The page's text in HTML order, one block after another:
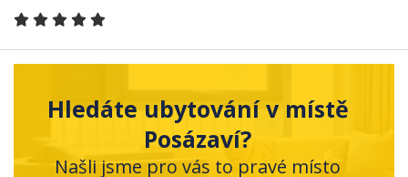
Hledáte ubytování v místě
Posázaví?
Našli jsme pro vás to pravé místo